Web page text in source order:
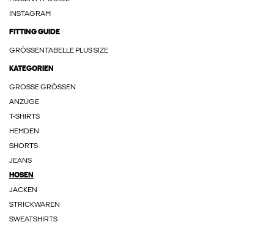
INSTAGRAM
FITTING GUIDE
GRÖSSENTABELLE PLUS SIZE
KATEGORIEN
GROSSE GRÖSSEN
ANZÜGE
T-SHIRTS
HEMDEN
SHORTS
JEANS
HOSEN
JACKEN
STRICKWAREN
SWEATSHIRTS